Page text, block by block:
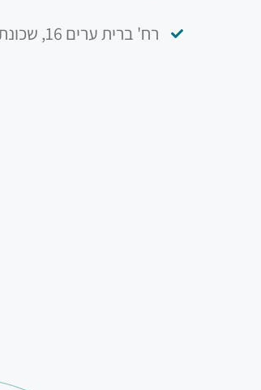
רח' ברית ערים 16, שכונת נווה אשכול